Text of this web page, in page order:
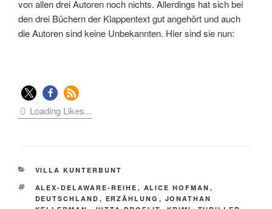
von allen drei Autoren noch nichts. Allerdings hat sich bei
den drei Büchern der Klappentext gut angehört und auch
die Autoren sind keine Unbekannten. Hier sind sie nun:
Loading Likes...
KATEGORIEN
VILLA KUNTERBUNT
SCHLAGWÖRTER
ALEX-DELAWARE-REIHE , ALICE HOFMAN ,
DEUTSCHLAND , ERZÄHLUNG , JONATHAN